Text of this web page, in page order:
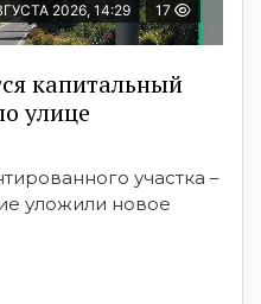
2026, 14:29 17
капитальный
улице
участка –
уложили новое